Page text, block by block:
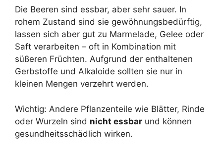
Die Beeren sind essbar, aber sehr sauer. In
rohem Zustand sind sie gewöhnungsbedürftig,
lassen sich aber gut zu Marmelade, Gelee oder
Saft verarbeiten – oft in Kombination mit
süßeren Früchten. Aufgrund der enthaltenen
Gerbstoffe und Alkaloide sollten sie nur in
kleinen Mengen verzehrt werden.
Wichtig: Andere Pflanzenteile wie Blätter, Rinde
oder Wurzeln sind nicht essbar und können
gesundheitsschädlich wirken.